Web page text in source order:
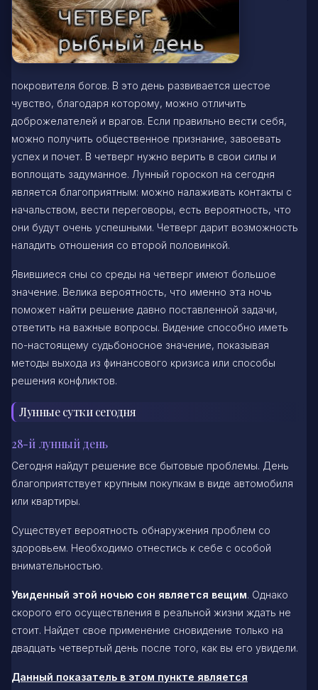
покровителя богов. В это день развивается шестое
чувство, благодаря которому, можно отличить
доброжелателей и врагов. Если правильно вести себя,
можно получить общественное признание, завоевать
успех и почет. В четверг нужно верить в свои силы и
воплощать задуманное. Лунный гороскоп на сегодня
является благоприятным: можно налаживать контакты с
начальством, вести переговоры, есть вероятность, что
они будут очень успешными. Четверг дарит возможность
наладить отношения со второй половинкой.
Явившиеся сны со среды на четверг имеют большое
значение. Велика вероятность, что именно эта ночь
поможет найти решение давно поставленной задачи,
ответить на важные вопросы. Видение способно иметь
по-настоящему судьбоносное значение, показывая
методы выхода из финансового кризиса или способы
решения конфликтов.
Лунные сутки сегодня
28-й лунный день
Сегодня найдут решение все бытовые проблемы. День
благоприятствует крупным покупкам в виде автомобиля
или квартиры.
Существует вероятность обнаружения проблем со
здоровьем. Необходимо отнестись к себе с особой
внимательностью.
Увиденный этой ночью сон является вещим. Однако
скорого его осуществления в реальной жизни ждать не
стоит. Найдет свое применение сновидение только на
двадцать четвертый день после того, как вы его увидели.
Данный показатель в этом пункте является